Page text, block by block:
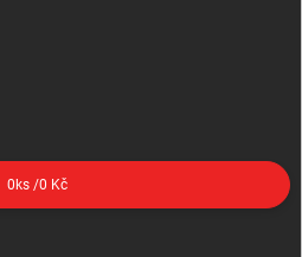
0 ks /0 Kč